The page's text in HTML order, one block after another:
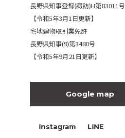
長野県知事登録(諏訪)H第83011号
【令和5年3月1日更新】
宅地建物取引業免許
長野県知事(9)第3480号
【令和5年9月21日更新】
Google map
Instagram LINE